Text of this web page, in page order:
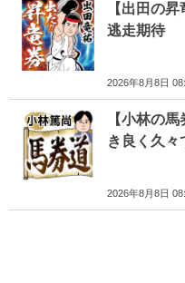
【出田の
逃走期待
2026年8月8日
【小林の
き良く久々
2026年8月8日